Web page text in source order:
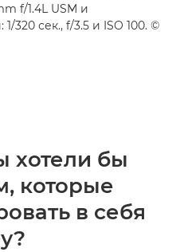
f/1.4L USM и
сек., f/3.5 и ISO 100. ©
хотели бы
которые
в себя